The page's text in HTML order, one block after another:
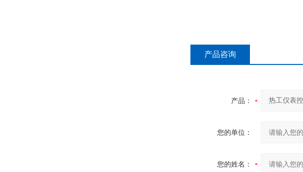
产品咨询
产品：
您的单位：
您的姓名：